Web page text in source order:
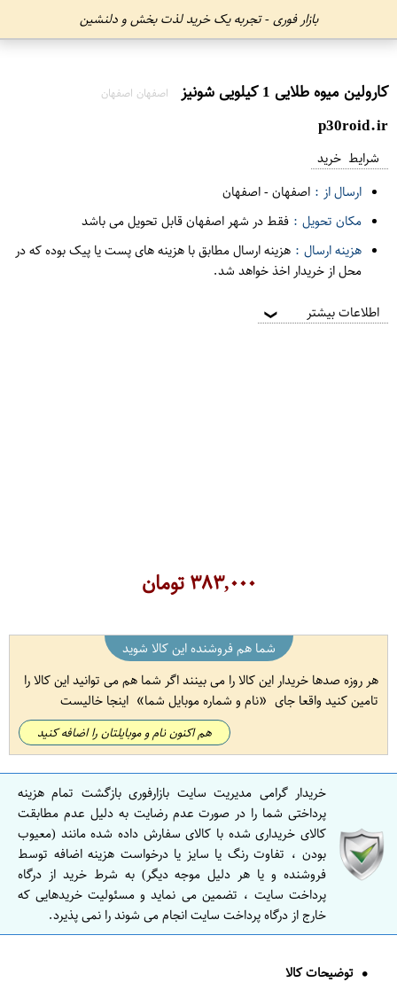
بازار فوری - تجربه یک خرید لذت بخش و دلنشین
کارولین میوه طلایی 1 کیلویی شونیز اصفهان اصفهان
p30roid.ir
شرایط خرید
ارسال از : اصفهان-اصفهان
مکان تحویل : فقط در شهر اصفهان قابل تحویل می باشد
هزینه ارسال : هزینه ارسال مطابق با هزینه های پست یا پیک بوده که در
محل از خریدار اخذ خواهد شد.
اطلاعات بیشتر ❯
۳۸۳,۰۰۰تومان
شما هم فروشنده این کالا شوید
هر روزه صدها خریدار این کالا را می بینند اگر شما هم می توانید این کالا را
تامین کنید واقعا جای
نام و شماره موبایل شما اینجا خالیست
هم اکنون نام و موبایلتان را اضافه کنید
خریدار گرامی مدیریت سایت بازارفوری بازگشت تمام هزینه
پرداختی شما را در صورت عدم رضایت به دلیل عدم مطابقت
کالای خریداری شده با کالای سفارش داده شده مانند (معیوب
بودن ، تفاوت رنگ یا سایز یا درخواست هزینه اضافه توسط
فروشنده و یا هر دلیل موجه دیگر) به شرط خرید از درگاه
پرداخت سایت ، تضمین می نماید و مسئولیت خریدهایی که
خارج از درگاه پرداخت سایت انجام می شوند را نمی پذیرد.
توضیحات کالا